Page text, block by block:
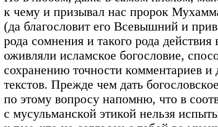
к чему и призывал нас пророк
(да благословит его Всевышний и
рода сомнения и такого рода действия
оживляли исламское богословие,
сохранению точности комментариев и
текстов. Прежде чем дать
по этому вопросу напомню, что в
с мусульманской этикой нельзя